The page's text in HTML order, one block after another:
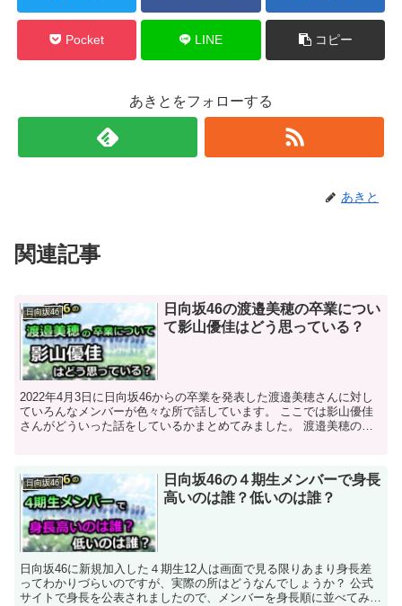
Pocket LINE コピー
あきとをフォローする
あきと
関連記事
日向坂46
日向坂46の渡邉美穂の卒業につい
て影山優佳はどう思っている？
2022年4月3日に日向坂46からの卒業を発表した渡邉美穂さんに対し
ていろんなメンバーが色々な所で話しています。 ここでは影山優佳
さんがどういった話をしているかまとめてみました。 渡邉美穂の卒
日向坂46
日向坂46の４期生メンバーで身長
高いのは誰？低いのは誰？
日向坂46に新規加入した４期生12人は画面で見る限りあまり身長差
ってわかりづらいのですが、実際の所はどうなんでしょうか？ 公式
サイトで身長を公表されましたので、メンバーを身長順に並べてみま